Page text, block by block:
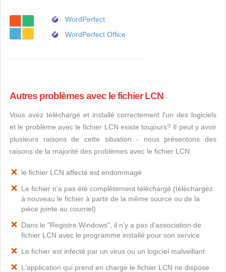
WordPerfect
WordPerfect Office
Autres problèmes avec le fichier LCN
Vous avez téléchargé et installé correctement l'un des logiciels
et le problème avec le fichier LCN existe toujours? Il peut y avoir
plusieurs raisons de cette situation - nous présentons des
raisons de la majorité des problèmes avec le fichier LCN:
le fichier LCN affecté est endommagé
Le fichier n'a pas été complètement téléchargé (téléchargez
à nouveau le fichier à partir de la même source ou de la
pièce jointe au courriel)
Dans le "Registre Windows", il n'y a pas d'association de
fichier LCN avec le programme installé pour son service
Le fichier est infecté par un virus ou un logiciel malveillant
L'application qui prend en charge le fichier LCN ne dispose